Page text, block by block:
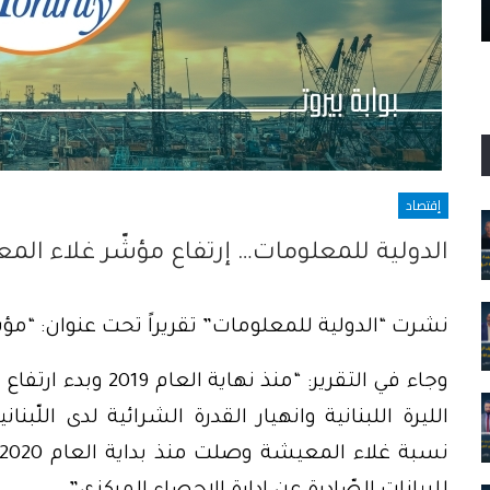
إقتصاد
الدولية للمعلومات… إرتفاع مؤشّر غلاء
نشرت “الدولية للمعلومات” تقريراً تحت عنوان: “مؤشر غلاء
وجاء في التقرير:
الليرة اللبنانية وانهيار القدرة الشرائية لدى